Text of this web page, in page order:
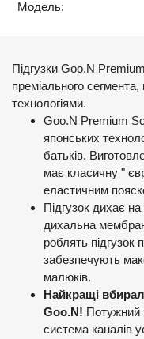
Модель:
Підгузки Goo.N Premium
преміального
технологіями.
Goo.N Premium
японських
батьків.
має класичну "
еластичним
Підгузок дихає на
дихальна
роблять підгузок
забезпечують
малюків.
Найкращі
Goo.N! Потужний
система каналів